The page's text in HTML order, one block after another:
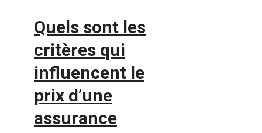
Quels sont les
critères qui
influencent le
prix d’une
assurance